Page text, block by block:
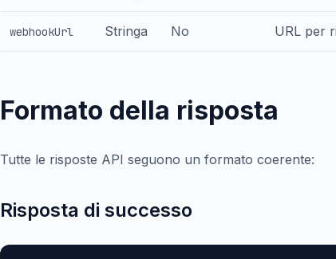
webhookUrl Stringa No URL per
Formato della risposta
Tutte le risposte API seguono un formato coerente:
Risposta di successo